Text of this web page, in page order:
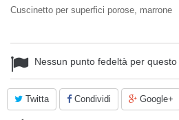
Cuscinetto per superfici porose, marrone
Nessun punto fedeltà per questo
Twitta Condividi Google+